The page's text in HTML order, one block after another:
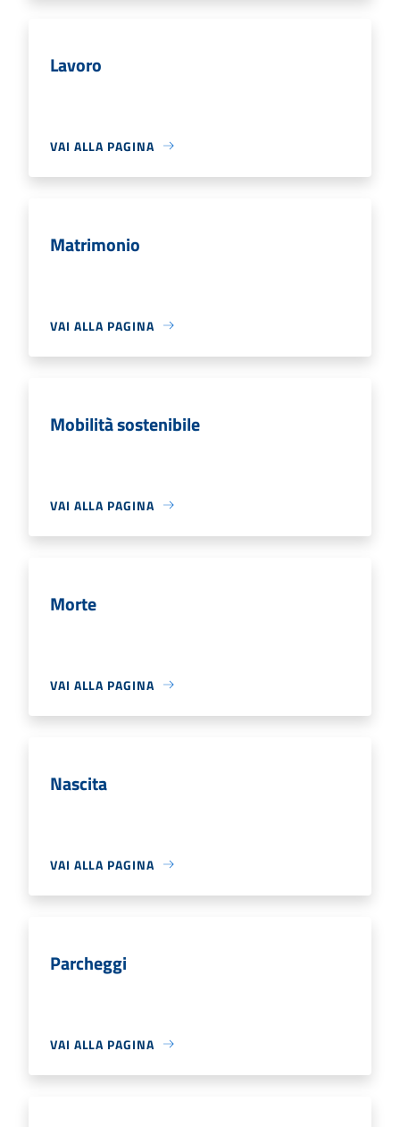
Lavoro
VAI ALLA PAGINA
Matrimonio
VAI ALLA PAGINA
Mobilità sostenibile
VAI ALLA PAGINA
Morte
VAI ALLA PAGINA
Nascita
VAI ALLA PAGINA
Parcheggi
VAI ALLA PAGINA